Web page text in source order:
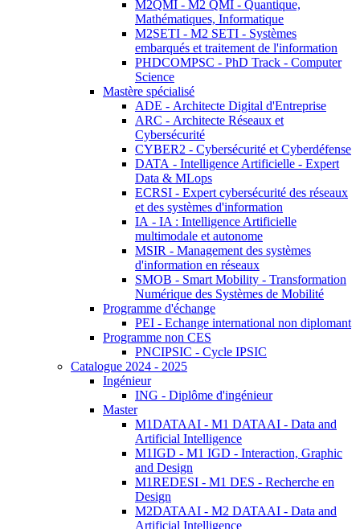
M2QMI - M2 QMI - Quantique,
Mathématiques, Informatique
M2SETI - M2 SETI - Systèmes
embarqués et traitement de l'information
PHDCOMPSC - PhD Track - Computer
Science
Mastère spécialisé
ADE - Architecte Digital d'Entreprise
ARC - Architecte Réseaux et
Cybersécurité
CYBER2 - Cybersécurité et Cyberdéfense
DATA - Intelligence Artificielle - Expert
Data & MLops
ECRSI - Expert cybersécurité des réseaux
et des systèmes d'information
IA - IA : Intelligence Artificielle
multimodale et autonome
MSIR - Management des systèmes
d'information en réseaux
SMOB - Smart Mobility - Transformation
Numérique des Systèmes de Mobilité
Programme d'échange
PEI - Echange international non diplomant
Programme non CES
PNCIPSIC - Cycle IPSIC
Catalogue 2024 - 2025
Ingénieur
ING - Diplôme d'ingénieur
Master
M1DATAAI - M1 DATAAI - Data and
Artificial Intelligence
M1IGD - M1 IGD - Interaction, Graphic
and Design
M1REDESI - M1 DES - Recherche en
Design
M2DATAAI - M2 DATAAI - Data and
Artificial Intelligence